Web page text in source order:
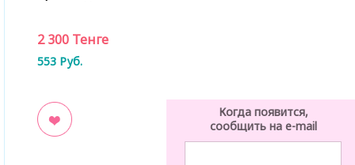
2 300 Тенге
553 Руб.
Когда появится,
сообщить на e-mail